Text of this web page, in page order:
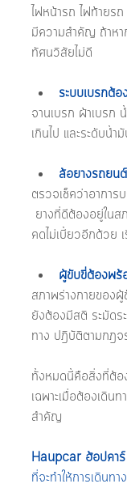
ไฟหน้ารถ ไฟท้ายร
มีความสำคัญ ถ้าหา
ทัศนวิสัยไม่ดี
ระบบเบรกต้
จานเบรก ผ้าเบรก
เกินไป และระดับน้
ล้อยางรถยน
ตรวจเช็คว่าอากา
ยางที่ดีต้องอยู่ในส
คดไม่เบี้ยวอีกด้วย เ
ผู้ขับขี่ต้องพร้
สภาพร่างกายของ
ยังต้องมีสติ ระมัดร
ทาง ปฎิบัติตามกฎจ
ทั้งหมดนี้คือสิ่งที่ต้อ
เฉพาะเมื่อต้องเดิน
สำคัญ
Haupcar ฮ้อปคาร์
ที่จะทำให้การเดินท